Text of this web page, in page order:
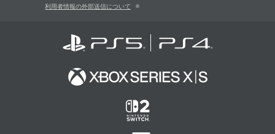
利用者情報の外部送信について